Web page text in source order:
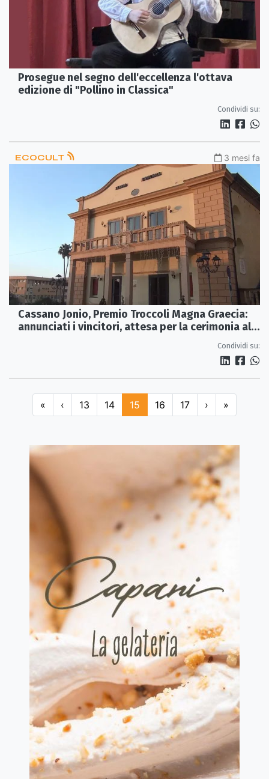
Prosegue nel segno dell'eccellenza l'ottava
edizione di "Pollino in Classica"
Condividi su:
ECOCULT 3 mesi fa
Cassano Jonio, Premio Troccoli Magna Graecia:
annunciati i vincitori, attesa per la cerimonia al
Condividi su:
« ‹ 13 14 15 16 17 › »